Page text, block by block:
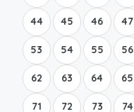
44 45 46 47
53 54 55 56
62 63 64 65
71 72 73 74